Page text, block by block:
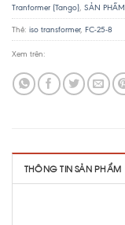
Tranformer (Tango), SẢN PHẨM
Thẻ: iso transformer, FC-25-8
Xem trên:
THÔNG TIN SẢN PHẨM